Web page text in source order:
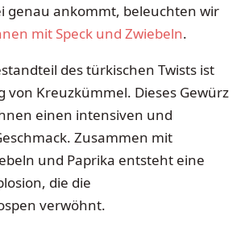
genau ankommt, beleuchten wir
mit Speck und Zwiebeln.
des türkischen Twists ist
von Kreuzkümmel. Dieses Gewürz
einen intensiven und
Zusammen mit
und Paprika entsteht eine
die die
verwöhnt.